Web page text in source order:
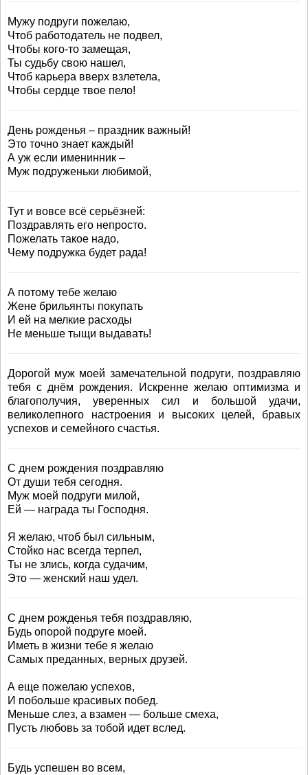
Мужу подруги пожелаю,
Чтоб работодатель не подвел,
Чтобы кого-то замещая,
Ты судьбу свою нашел,
Чтоб карьера вверх взлетела,
Чтобы сердце твое пело!
День рожденья – праздник важный!
Это точно знает каждый!
А уж если именинник –
Муж подруженьки любимой,
Тут и вовсе всё серьёзней:
Поздравлять его непросто.
Пожелать такое надо,
Чему подружка будет рада!
А потому тебе желаю
Жене брильянты покупать
И ей на мелкие расходы
Не меньше тыщи выдавать!
Дорогой муж моей замечательной подруги, поздравляю
тебя с днём рождения. Искренне желаю оптимизма и
благополучия, уверенных сил и большой удачи,
великолепного настроения и высоких целей, бравых
успехов и семейного счастья.
С днем рождения поздравляю
От души тебя сегодня.
Муж моей подруги милой,
Ей — награда ты Господня.
Я желаю, чтоб был сильным,
Стойко нас всегда терпел,
Ты не злись, когда судачим,
Это — женский наш удел.
С днем рожденья тебя поздравляю,
Будь опорой подруге моей.
Иметь в жизни тебе я желаю
Самых преданных, верных друзей.
А еще пожелаю успехов,
И побольше красивых побед.
Меньше слез, а взамен — больше смеха,
Пусть любовь за тобой идет вслед.
Будь успешен во всем,